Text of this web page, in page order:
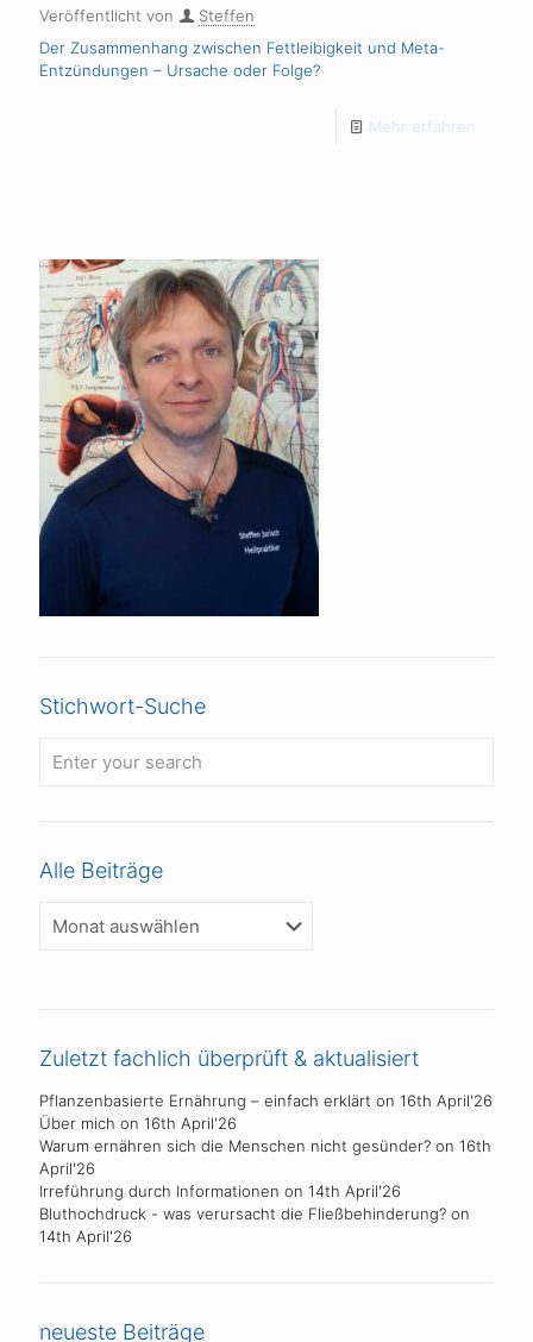
Veröffentlicht von
Steffen
Der Zusammenhang zwischen Fettleibigkeit und Meta-
Entzündungen – Ursache oder Folge?
Mehr erfahren
Stichwort-Suche
Alle Beiträge
Beiträge
Zuletzt fachlich überprüft & aktualisiert
Pflanzenbasierte Ernährung – einfach erklärt on 16th April'26
Über mich on 16th April'26
Warum ernähren sich die Menschen nicht gesünder? on 16th
April'26
Irreführung durch Informationen on 14th April'26
Bluthochdruck - was verursacht die Fließbehinderung? on
14th April'26
neueste Beiträge